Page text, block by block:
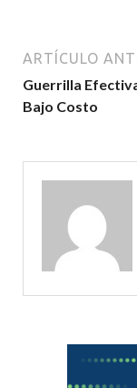
ARTÍCULO
Guerrilla
Bajo Costo